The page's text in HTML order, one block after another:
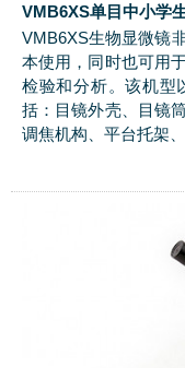
VMB6XS单目中小学
VMB6XS生物显微镜
本使用，同时也可用
检验和分析。该机型
括：目镜外壳、目镜
调焦机构、平台托架